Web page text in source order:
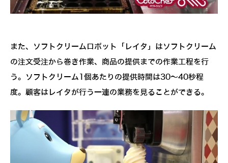
また、ソフトクリームロボット「レイタ」はソフトクリーム
の注文受注から巻き作業、商品の提供までの作業工程を行
う。ソフトクリーム1個あたりの提供時間は30～40秒程
度。顧客はレイタが行う一連の業務を見ることができる。